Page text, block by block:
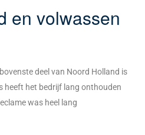
en volwassen
deel van Noord Holland is
heeft het bedrijf lang onthouden
was heel lang